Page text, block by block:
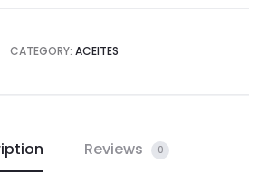
CATEGORY: ACEITES
Reviews 0